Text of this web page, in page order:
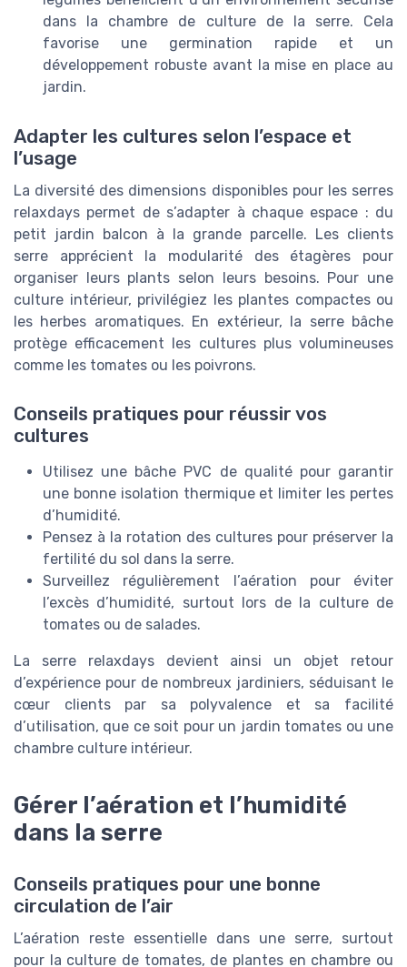
dans la chambre de culture de la serre. Cela
favorise une germination rapide et un
développement robuste avant la mise en place au
jardin.
Adapter les cultures selon l’espace et
l’usage
La diversité des dimensions disponibles pour les serres
relaxdays permet de s’adapter à chaque espace : du
petit jardin balcon à la grande parcelle. Les clients
serre apprécient la modularité des étagères pour
organiser leurs plants selon leurs besoins. Pour une
culture intérieur, privilégiez les plantes compactes ou
les herbes aromatiques. En extérieur, la serre bâche
protège efficacement les cultures plus volumineuses
comme les tomates ou les poivrons.
Conseils pratiques pour réussir vos
cultures
Utilisez une bâche PVC de qualité pour garantir
une bonne isolation thermique et limiter les pertes
d’humidité.
Pensez à la rotation des cultures pour préserver la
fertilité du sol dans la serre.
Surveillez régulièrement l’aération pour éviter
l’excès d’humidité, surtout lors de la culture de
tomates ou de salades.
La serre relaxdays devient ainsi un objet retour
d’expérience pour de nombreux jardiniers, séduisant le
cœur clients par sa polyvalence et sa facilité
d’utilisation, que ce soit pour un jardin tomates ou une
chambre culture intérieur.
Gérer l’aération et l’humidité
dans la serre
Conseils pratiques pour une bonne
circulation de l’air
L’aération reste essentielle dans une serre, surtout
pour la culture de tomates, de plantes en chambre ou